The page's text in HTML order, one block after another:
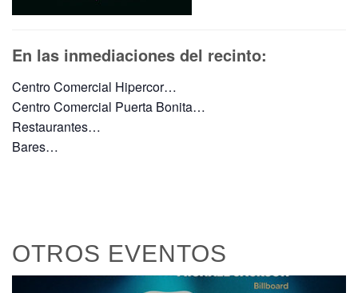
En las inmediaciones del recinto:
Centro Comercial Hipercor…
Centro Comercial Puerta Bonita…
Restaurantes…
Bares…
OTROS EVENTOS